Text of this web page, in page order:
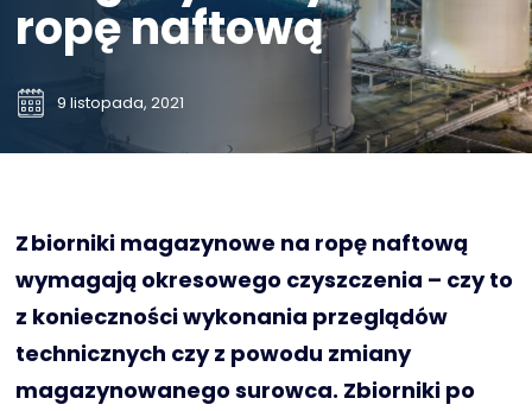
ropę naftową
9 listopada, 2021
Zbiorniki magazynowe na ropę naftową
wymagają okresowego czyszczenia – czy to
z konieczności wykonania przeglądów
technicznych czy z powodu zmiany
magazynowanego surowca. Zbiorniki po